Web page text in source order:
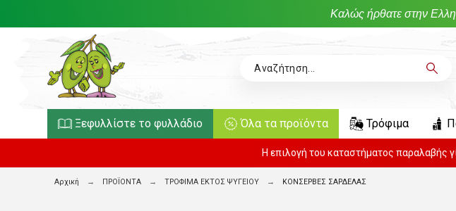
Καλώς ήρθατε στην
Ξεφυλλίστε το φυλλάδιο Όλα τα προϊόντα Τρόφιμα
Η επιλογή του καταστήματος παραλαβής
Αρχική ΠΡΟΪΟΝΤΑ ΤΡΟΦΙΜΑ ΕΚΤΟΣ ΨΥΓΕΙΟΥ ΚΟΝΣΕΡΒΕΣ ΣΑΡΔΕΛΑΣ